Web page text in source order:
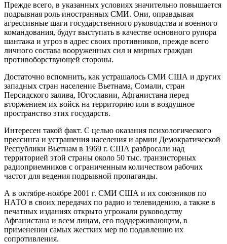
Прежде всего, в указанных условиях значительно повышается
подрывная роль иностранных СМИ. Они, оправдывая
агрессивные шаги государственного руководства и военного
командования, будут выступать в качестве основного рупора
шантажа и угроз в адрес своих противников, прежде всего
личного состава вооруженных сил и мирных граждан
противоборствующей стороны.
Достаточно вспомнить, как устрашалось СМИ США и других
западных стран население Вьетнама, Сомали, стран
Персидского залива, Югославии, Афганистана перед
вторжением их войск на территорию или в воздушное
пространство этих государств.
Интересен такой факт. С целью оказания психологического
прессинга и устрашения населения и армии Демократической
Республики Вьетнам в 1969 г. США разбросали над
территорией этой страны около 50 тыс. транзисторных
радиоприемников с ограниченным количеством рабочих
частот для ведения подрывной пропаганды.
А в октябре-ноябре 2001 г. СМИ США и их союзников по
НАТО в своих передачах по радио и телевидению, а также в
печатных изданиях открыто угрожали руководству
Афганистана и всем лицам, его поддерживающим, в
применении самых жестких мер по подавлению их
сопротивления.